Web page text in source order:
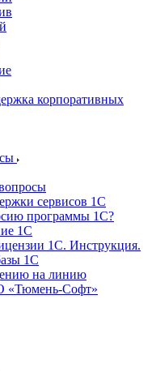
корпоративных
сервисов 1С
программы 1С?
1С
1С. Инструкция.
1С
на линию
«Тюмень-Софт»